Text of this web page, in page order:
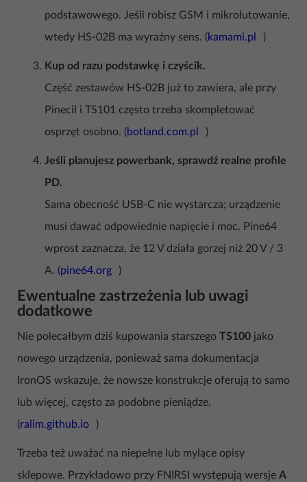
podstawowego. Jeśli robisz GSM i mikrolutowanie,
wtedy HS-02B ma wyraźny sens. (kamami.pl )
Kup od razu podstawkę i czyścik.
Część zestawów HS-02B już to zawiera, ale przy
Pinecil i TS101 często trzeba skompletować
osprzęt osobno. (botland.com.pl )
Jeśli planujesz powerbank, sprawdź realne profile
PD.
Sama obecność USB-C nie wystarcza; urządzenie
musi dawać odpowiednie napięcie i moc. Pine64
wprost zaznacza, że 12 V działa gorzej niż 20 V / 3
A. (pine64.org )
Ewentualne zastrzeżenia lub uwagi
dodatkowe
Nie polecałbym dziś kupowania starszego TS100 jako
nowego urządzenia, ponieważ sama dokumentacja
IronOS wskazuje, że nowsze konstrukcje oferują to samo
lub więcej, często za podobne pieniądze.
(ralim.github.io )
Trzeba też uważać na niepełne lub mylące opisy
sklepowe. Przykładowo przy FNIRSI występują wersje A